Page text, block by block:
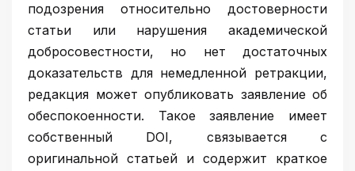
подозрения относительно достоверности
статьи или нарушения академической
добросовестности, но нет достаточных
доказательств для немедленной ретракции,
редакция может опубликовать заявление об
обеспокоенности. Такое заявление имеет
собственный DOI, связывается с
оригинальной статьей и содержит краткое